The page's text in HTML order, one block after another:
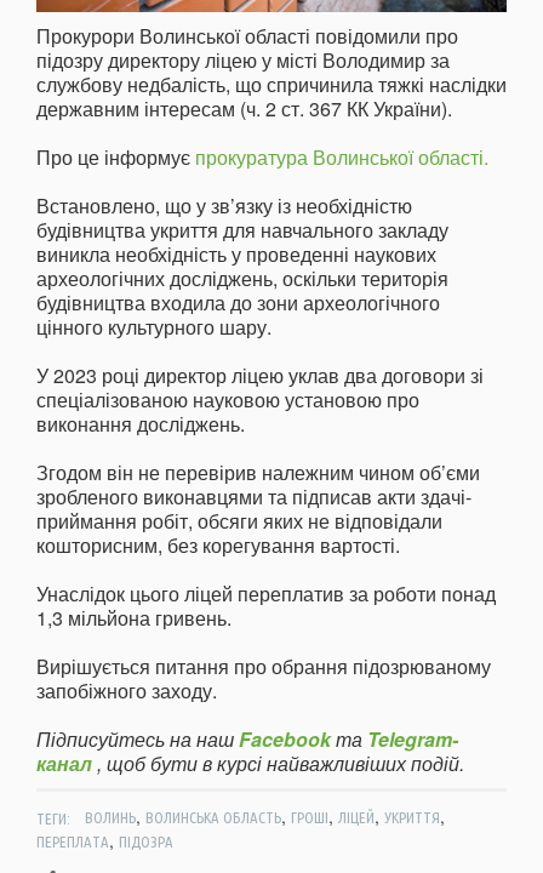
Прокурори Волинської області повідомили про
підозру директору ліцею у місті Володимир за
службову недбалість, що спричинила тяжкі наслідки
державним інтересам (ч. 2 ст. 367 КК України).
Про це інформує прокуратура Волинської області.
Встановлено, що у зв’язку із необхідністю
будівництва укриття для навчального закладу
виникла необхідність у проведенні наукових
археологічних досліджень, оскільки територія
будівництва входила до зони археологічного
цінного культурного шару.
У 2023 році директор ліцею уклав два договори зі
спеціалізованою науковою установою про
виконання досліджень.
Згодом він не перевірив належним чином об’єми
зробленого виконавцями та підписав акти здачі-
приймання робіт, обсяги яких не відповідали
кошторисним, без корегування вартості.
Унаслідок цього ліцей переплатив за роботи понад
1,3 мільйона гривень.
Вирішується питання про обрання підозрюваному
запобіжного заходу.
Підписуйтесь на нашFacebookта Telegram-
канал, щоб бути в курсі найважливіших подій.
ТЕГИ: ВОЛИНЬ, ВОЛИНСЬКА ОБЛАСТЬ, ГРОШІ, ЛІЦЕЙ, УКРИТТЯ,
ПЕРЕПЛАТА, ПІДОЗРА